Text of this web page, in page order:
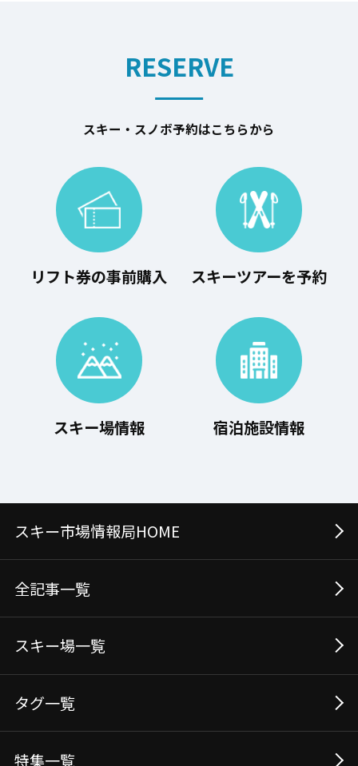
RESERVE
スキー・スノボ予約はこちらから
リフト券の事前購入 スキーツアーを予約
スキー場情報 宿泊施設情報
スキー市場情報局HOME
全記事⼀覧
スキー場⼀覧
タグ⼀覧
特集一覧